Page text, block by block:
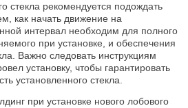
стекла рекомендуется подождать
как начать движение на
интервал необходим для полного
при установке, и обеспечения
Важно следовать инструкциям
установку, чтобы гарантировать
установленного стекла.
при установке нового лобового